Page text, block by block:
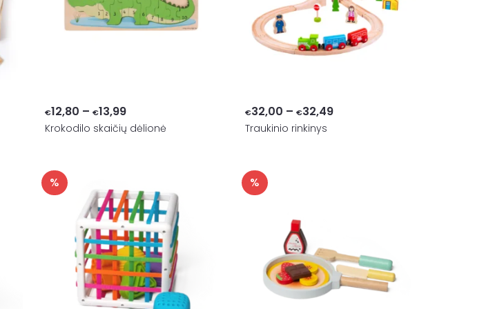
€12,80 – €13,99Price
range:
Krokodilo skaičių dėlionė
€32,00 – €32,49Price
Traukinio rinkinys
% %